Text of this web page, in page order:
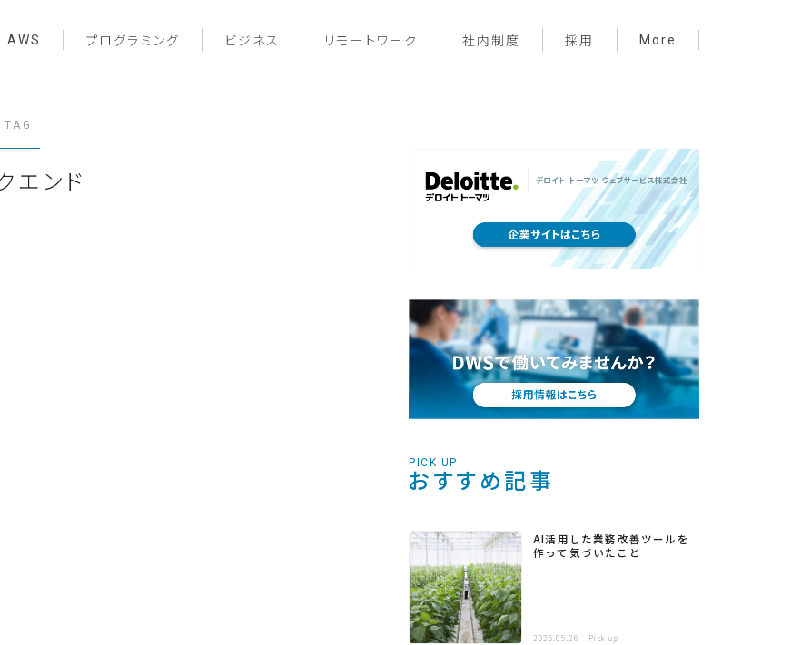
AWS プログラミング ビジネス リモートワーク 社内制度 採用 More
サーバーレス
プライベート
メンバー紹介
TAG
エンド
PICK UP
おすすめ記事
AI活用した業務改善ツールを
作って気づいたこと
2026.05.26 Pick up